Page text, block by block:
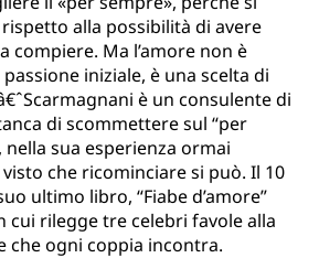
alla possibilità di avere
compiere. Ma l’amore non è
iniziale, è una scelta di
è un consulente di
di scommettere sul “per
nella sua esperienza ormai
che ricominciare si può. Il 10
ultimo libro, “Fiabe d’amore”
cui rilegge tre celebri favole alla
che ogni coppia incontra.